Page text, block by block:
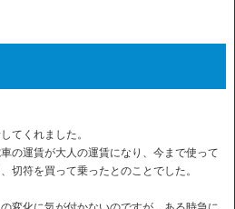
てくれました。
の運賃が大人の運賃になり、今まで使って
切符を買って乗ったとのことでした。